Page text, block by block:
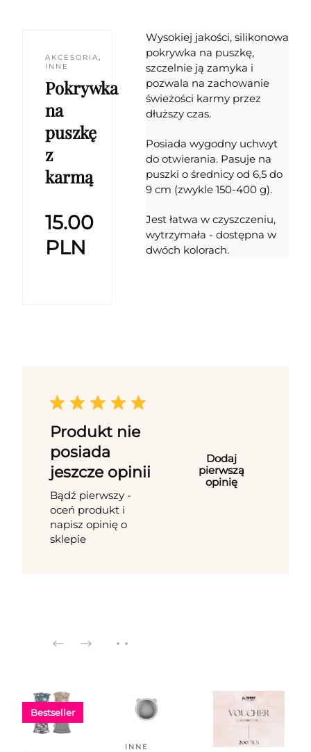
AKCESORIA,
INNE
Pokrywka
na
puszkę
z
karmą
15.00
PLN
Wysokiej jakości, silikonowa
pokrywka na puszkę,
szczelnie ją zamyka i
pozwala na zachowanie
świeżości karmy przez
dłuższy czas.
Posiada wygodny uchwyt
do otwierania. Pasuje na
puszki o średnicy od 6,5 do
9 cm (zwykle 150-400 g).
Jest łatwa w czyszczeniu,
wytrzymała - dostępna w
dwóch kolorach.
Produkt nie
posiada
jeszcze opinii
Bądź pierwszy -
oceń produkt i
napisz opinię o
sklepie
Dodaj
pierwszą
opinię
Bestseller
INNE